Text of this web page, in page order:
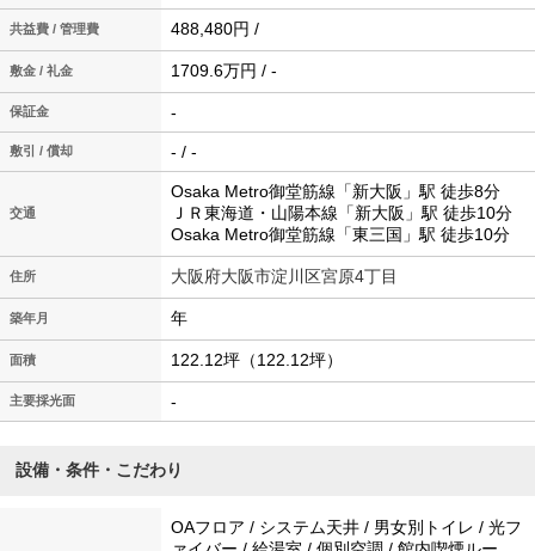
共益費 / 管理費 488,480円 /
敷金 / 礼金 1709.6万円 / -
保証金 -
敷引 / 償却 - / -
交通
Osaka Metro御堂筋線「新大阪」駅 徒歩8分
ＪＲ東海道・山陽本線「新大阪」駅 徒歩10分
Osaka Metro御堂筋線「東三国」駅 徒歩10分
住所 大阪府大阪市淀川区宮原4丁目
築年月 年
面積 122.12坪（122.12坪）
主要採光面 -
設備・条件・こだわり
OAフロア / システム天井 / 男女別トイレ / 光フ